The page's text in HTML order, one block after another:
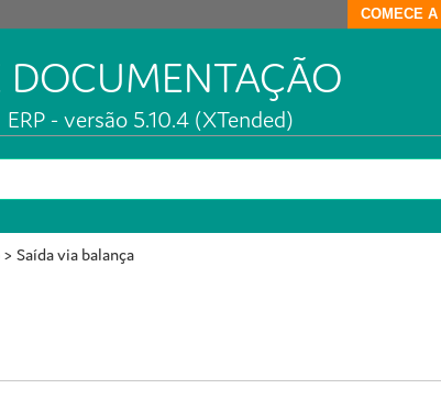
COMECE
DOCUMENTAÇÃO
- versão 5.10.4 (XTended)
> Saída via balança